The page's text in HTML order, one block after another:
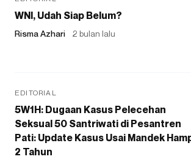
WNI, Udah Siap Belum?
Risma Azhari 2 bulan lalu
EDITORIAL
5W1H: Dugaan Kasus Pelecehan
Seksual 50 Santriwati di Pesantren
Pati: Update Kasus Usai Mandek
2 Tahun